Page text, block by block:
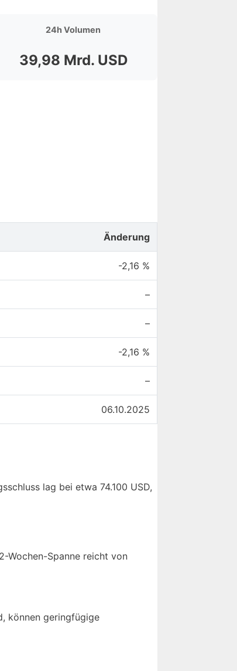
24h Volumen
39,98 Mrd. USD
Änderung
-2,16 %
–
–
-2,16 %
–
06.10.2025
lag bei etwa 74.100 USD,
Wochen-Spanne reicht von
können geringfügige